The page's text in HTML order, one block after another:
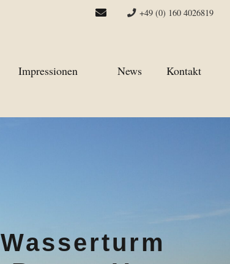
+49 (0) 160 4026819
Impressionen News Kontakt
Wasserturm